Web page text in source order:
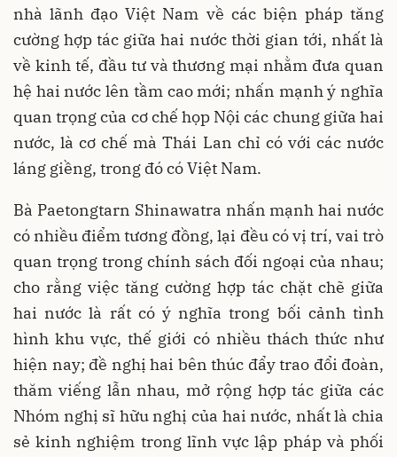
nhà lãnh đạo Việt Nam về các biện pháp tăng
cường hợp tác giữa hai nước thời gian tới, nhất là
về kinh tế, đầu tư và thương mại nhằm đưa quan
hệ hai nước lên tầm cao mới; nhấn mạnh ý nghĩa
quan trọng của cơ chế họp Nội các chung giữa hai
nước, là cơ chế mà Thái Lan chỉ có với các nước
láng giềng, trong đó có Việt Nam.
Bà Paetongtarn Shinawatra nhấn mạnh hai nước
có nhiều điểm tương đồng, lại đều có vị trí, vai trò
quan trọng trong chính sách đối ngoại của nhau;
cho rằng việc tăng cường hợp tác chặt chẽ giữa
hai nước là rất có ý nghĩa trong bối cảnh tình
hình khu vực, thế giới có nhiều thách thức như
hiện nay; đề nghị hai bên thúc đẩy trao đổi đoàn,
thăm viếng lẫn nhau, mở rộng hợp tác giữa các
Nhóm nghị sĩ hữu nghị của hai nước, nhất là chia
sẻ kinh nghiệm trong lĩnh vực lập pháp và phối